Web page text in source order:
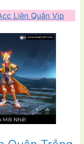
Liên Quân Vip